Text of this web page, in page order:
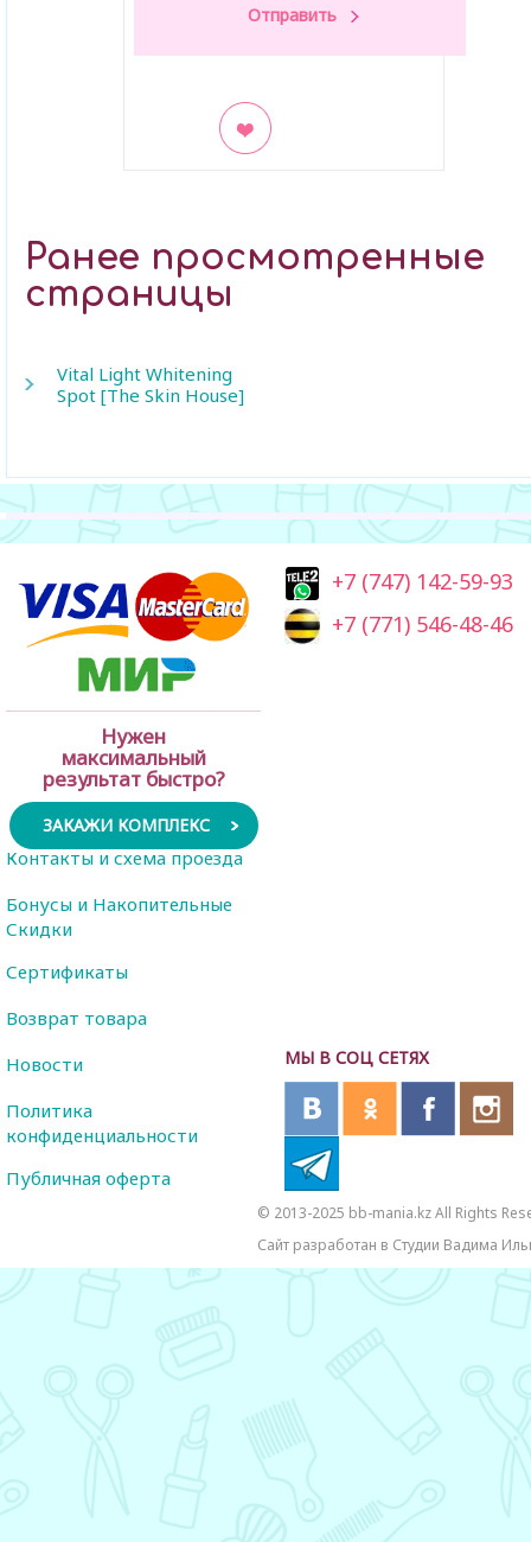
Ранее просмотренные
страницы
Vital Light Whitening
Spot [The Skin House]
Нужен
максимальный
результат быстро?
ЗАКАЖИ КОМПЛЕКС
+7 (747) 142-59-93
+7 (771) 546-48-46
МЫ В СОЦ СЕТЯХ
Контакты и схема проезда
Бонусы и Накопительные
Скидки
Сертификаты
Возврат товара
Новости
Политика
конфиденциальности
Публичная оферта
© 2013-2025 bb-mania.kz All Rights
Сайт разработан в Студии Вадима